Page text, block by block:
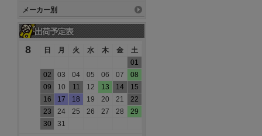
メーカー別
8 日 月 火 水 木 金
土
01
02
03 04 05 06 07
08
09
10 11 12 13 14
15
16
17 18 19 20 21
22
23
24 25 26 27 28
29
30
31